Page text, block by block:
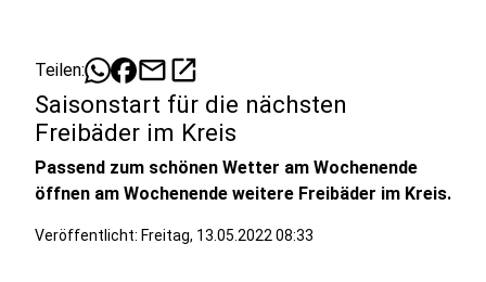
Teilen: mailopen_in_new
Saisonstart für die nächsten
Freibäder im Kreis
Passend zum schönen Wetter am Wochenende
öffnen am Wochenende weitere Freibäder im Kreis.
Veröffentlicht: Freitag, 13.05.2022 08:33